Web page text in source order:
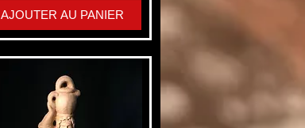
AJOUTER AU PANIER